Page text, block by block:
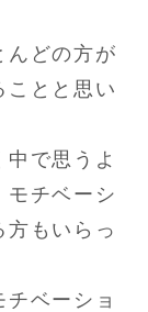
んどの方が
ことと思い
で思うよ
モチベーシ
方もいらっ
ベーショ